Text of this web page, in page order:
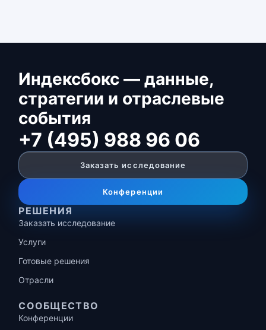
Индексбокс — данные,
стратегии и отраслевые
события
+7 (495) 988 96 06
Заказать исследование
Конференции
РЕШЕНИЯ
Заказать исследование
Услуги
Готовые решения
Отрасли
СООБЩЕСТВО
Конференции